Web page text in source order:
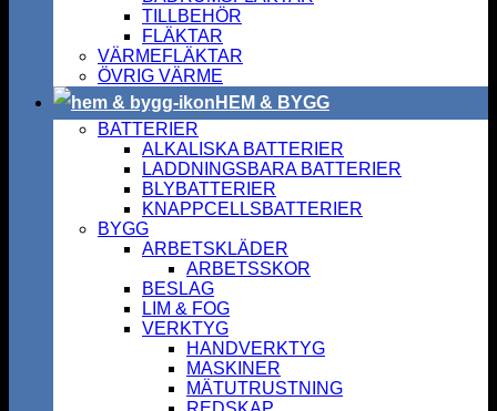
TILLBEHÖR
FLÄKTAR
VÄRMEFLÄKTAR
ÖVRIG VÄRME
HEM & BYGG
BATTERIER
ALKALISKA BATTERIER
LADDNINGSBARA BATTERIER
BLYBATTERIER
KNAPPCELLSBATTERIER
BYGG
ARBETSKLÄDER
ARBETSSKOR
BESLAG
LIM & FOG
VERKTYG
HANDVERKTYG
MASKINER
MÄTUTRUSTNING